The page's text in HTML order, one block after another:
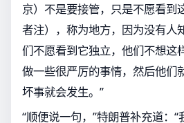
京）不是要接管，只是不愿看到
者注），称为地方，因为没有人
们不愿看到它独立，他们不想这
做一些很严厉的事情，然后他们
坏事就会发生。”
“顺便说一句，”特朗普补充道：